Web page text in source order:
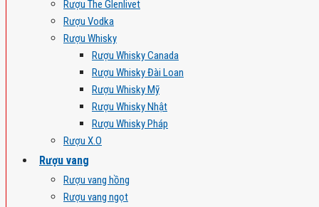
Rượu The Glenlivet
Rượu Vodka
Rượu Whisky
Rượu Whisky Canada
Rượu Whisky Đài Loan
Rượu Whisky Mỹ
Rượu Whisky Nhật
Rượu Whisky Pháp
Rượu X.O
Rượu vang
Rượu vang hồng
Rượu vang ngọt